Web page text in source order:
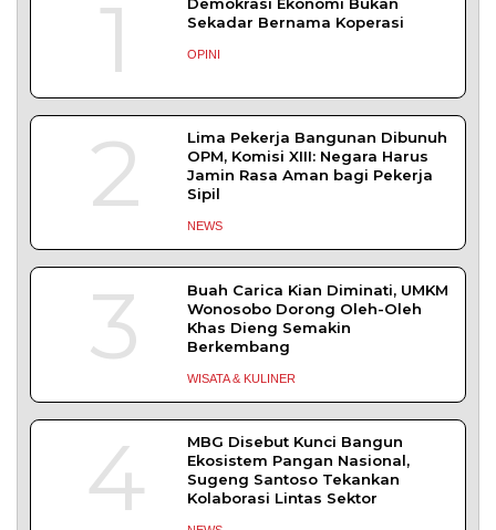
TENTANG KAMI REDAKSI KONTAK KAMI
YUK MENULIS
KEBIJAKAN PRIVASI
PEDOMAN MEDIA SIBER
Copyright © 2026 serikatnews.com. Allright Reserved